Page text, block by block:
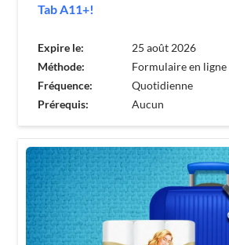
Tab A11+!
Expire le:
25 août 2026
Méthode:
Formulaire en ligne
Fréquence:
Quotidienne
Prérequis:
Aucun